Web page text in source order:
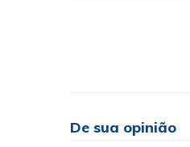
De sua opinião